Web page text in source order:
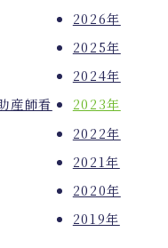
産師看
2026年
2025年
2024年
2023年
2022年
2021年
2020年
2019年